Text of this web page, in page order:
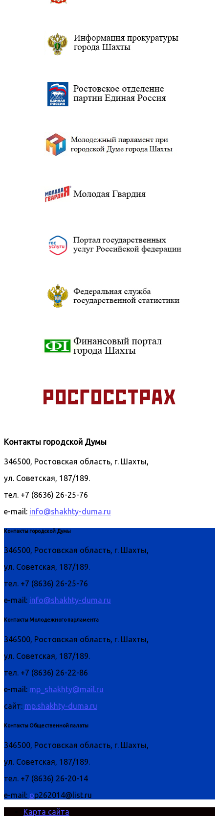
Контакты городской Думы
346500, Ростовская область, г. Шахты,
ул. Советская, 187/189.
тел. +7 (8636) 26-25-76
e-mail: info@shakhty-duma.ru
Контакты городской Думы
346500, Ростовская область, г. Шахты,
ул. Советская, 187/189.
тел. +7 (8636) 26-25-76
e-mail: info@shakhty-duma.ru
Контакты Молодежного парламента
346500, Ростовская область, г. Шахты,
ул. Советская, 187/189.
тел. +7 (8636) 26-22-86
e-mail: mp_shakhty@mail.ru
сайт: mp.shakhty-duma.ru
Контакты Общественной палаты
346500, Ростовская область, г. Шахты,
ул. Советская, 187/189.
тел. +7 (8636) 26-20-14
e-mail: op262014@list.ru
Карта сайта